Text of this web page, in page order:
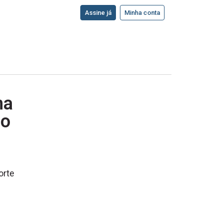
Assine já Minha conta